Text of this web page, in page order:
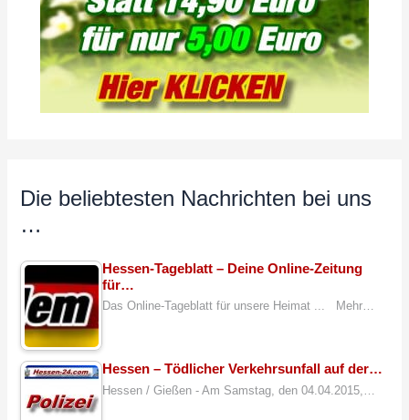
Die beliebtesten Nachrichten bei uns
…
Hessen-Tageblatt – Deine Online-Zeitung
für…
Das Online-Tageblatt für unsere Heimat ... Mehr…
Hessen – Tödlicher Verkehrsunfall auf der…
Hessen / Gießen - Am Samstag, den 04.04.2015,…